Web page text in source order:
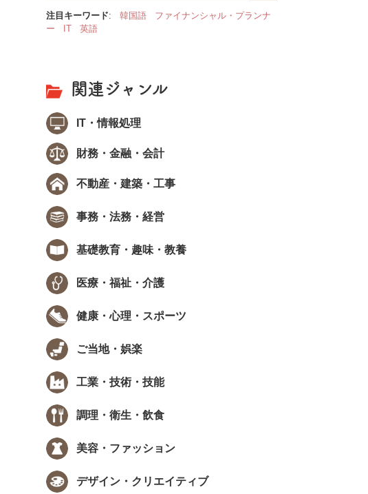
NEW
注目キーワード: 韓国語
ファイナンシャル・プランナ
ー
IT 英語
関連ジャンル
IT・情報処理
財務・金融・会計
不動産・建築・工事
事務・法務・経営
基礎教育・趣味・教養
医療・福祉・介護
健康・心理・スポーツ
ご当地・娯楽
工業・技術・技能
調理・衛生・飲食
美容・ファッション
デザイン・クリエイティブ